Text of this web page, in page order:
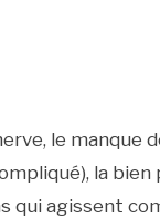
le manque
la bien
qui agissent